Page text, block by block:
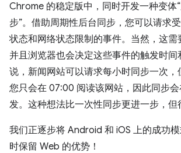
Chrome 的稳定版中，同时开发一种变体
步”。借助周期性后台同步，您可以请求
状态和网络状态限制的事件。当然，这需
并且浏览器也会决定这些事件的触发时间
说，新闻网站可以请求每小时同步一次，
您只会在 07:00 阅读该网站，因此同步
发。这种想法比一次性同步更进一步，但
我们正逐步将 Android 和 iOS 上的成功
时保留 Web 的优势！